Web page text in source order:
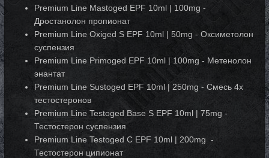
Premium Line Mastoged EPF 10ml | 100mg -
Дростанолон пропионат
Premium Line Oxiged S EPF 10ml | 50mg - Оксиметолон
суспензия
Premium Line Primoged EPF 10ml | 100mg - Метенолон
энантат
Premium Line Sustoged EPF 10ml | 250mg - Cмесь 4х
тестостеронов
Premium Line Testoged Base S EPF 10ml | 75mg -
Тестостерон суспензия
Premium Line Testoged C EPF 10ml | 200mg -
Тестостерон ципионат